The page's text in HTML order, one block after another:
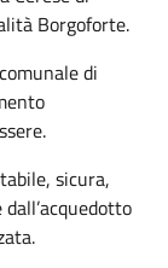
Borgoforte.
di
sicura,